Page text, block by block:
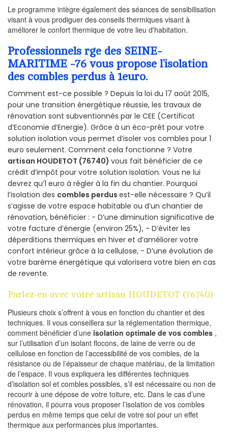
Le programme intègre également des séances de sensibilisation
visant à vous prodiguer des conseils thermiques visant à
améliorer le confort thermique de votre lieu d'habitation.
Professionnels rge des SEINE-
MARITIME -76 vous propose l’isolation
des combles perdus à 1euro.
Comment est-ce possible ? Depuis la loi du 17 août 2015,
pour une transition énergétique réussie, les travaux de
rénovation sont subventionnés par le CEE (Certificat
d’Economie d’Energie). Grâce à un éco-prêt pour votre
solution isolation vous permet d’isoler vos combles pour 1
euro seulement. Comment cela fonctionne ? Votre
artisan HOUDETOT (76740) vous fait bénéficier de ce
crédit d’impôt pour votre solution isolation. Vous ne lui
devrez qu’1 euro à régler à la fin du chantier. Pourquoi
l’isolation des combles perdus est-elle nécessaire ? Qu’il
s’agisse de votre espace habitable ou d’un chantier de
rénovation, bénéficier : - D’une diminution significative de
votre facture d’énergie (environ 25%), - D’éviter les
déperditions thermiques en hiver et d’améliorer votre
confort intérieur grâce à la cellulose, - D’une évolution de
votre barème énergétique qui valorisera votre bien en cas
de revente.
Parlez-en avec votre artisan HOUDETOT (76740)
Plusieurs choix s’offrent à vous en fonction du chantier et des
techniques. Il vous conseillera sur la réglementation thermique,
comment bénéficier d’une isolation optimale de vos combles ,
sur l’utilisation d’un isolant flocons, de laine de verre ou de
cellulose en fonction de l’accessibilité de vos combles, de la
résistance ou de l’épaisseur de chaque matériau, de la limitation
de l’espace. Il vous expliquera les différentes techniques
d’isolation sol et combles possibles, s’il est nécessaire ou non de
recourir à une dépose de votre toiture, etc. Dans le cas d’une
rénovation, il pourra vous proposer l’isolation de vos combles
perdus en même temps que celui de votre sol pour un effet
thermique aux performances plus importantes.